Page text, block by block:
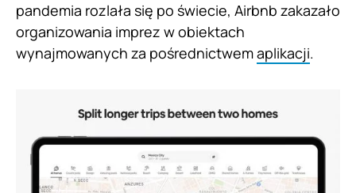
pandemia rozlała się po świecie, Airbnb zakazało
organizowania imprez w obiektach
wynajmowanych za pośrednictwemaplikacji.